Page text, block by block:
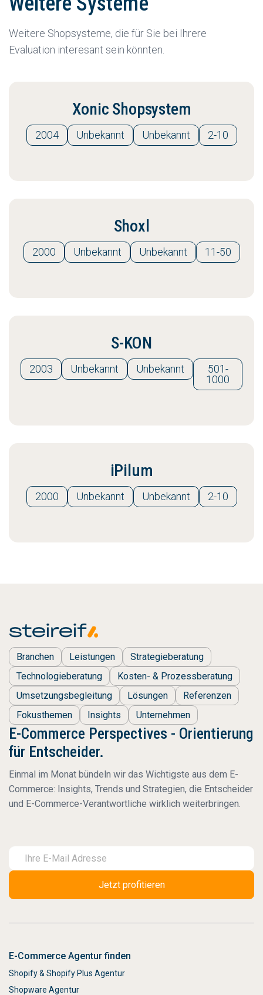
Weitere Shopsysteme, die für Sie bei Ihrere
Evaluation interesant sein könnten.
Xonic Shopsystem
2004 Unbekannt Unbekannt 2-10
Shoxl
2000 Unbekannt Unbekannt 11-50
S-KON
2003 Unbekannt Unbekannt
501-
1000
iPilum
2000 Unbekannt Unbekannt 2-10
Branchen Leistungen
Strategieberatung
Technologieberatung
Kosten- & Prozessberatung
Umsetzungsbegleitung
Lösungen
Referenzen
Fokusthemen
Insights Unternehmen
E-Commerce Perspectives - Orientierung
für Entscheider.
Einmal im Monat bündeln wir das Wichtigste aus dem E-
Commerce: Insights, Trends und Strategien, die Entscheider
und E-Commerce-Verantwortliche wirklich weiterbringen.
E-Commerce Agentur finden
Shopify & Shopify Plus Agentur
Shopware Agentur